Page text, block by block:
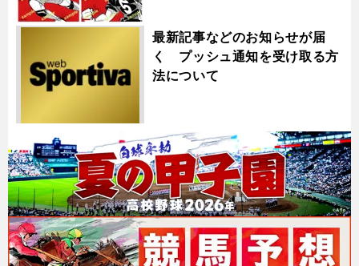
最新記事などのお知らせが届
く プッシュ通知を受け取る方
法について